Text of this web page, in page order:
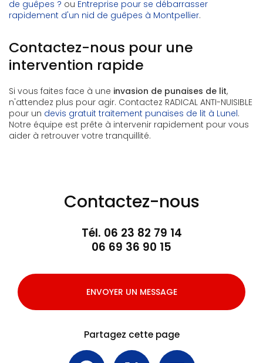
de guêpes ? ou Entreprise pour se débarrasser
rapidement d'un nid de guêpes à Montpellier.
Contactez-nous pour une
intervention rapide
Si vous faites face à une invasion de punaises de lit,
n'attendez plus pour agir. Contactez RADICAL ANTI-NUISIBLE
pour un devis gratuit traitement punaises de lit à Lunel.
Notre équipe est prête à intervenir rapidement pour vous
aider à retrouver votre tranquillité.
Contactez-nous
Tél. 06 23 82 79 14
06 69 36 90 15
ENVOYER UN MESSAGE
Partagez cette page
Facebook